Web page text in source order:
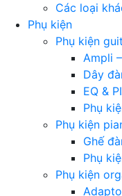
Các loại
Phụ kiện
Phụ kiện
Ampli
Dây
EQ &
Phụ
Phụ kiện
Ghế
Phụ
Phụ kiện